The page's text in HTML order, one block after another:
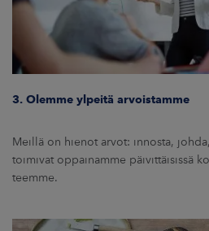
3. Olemme ylpeitä arvoistamme
Meillä on hienot arvot: innosta,
toimivat oppainamme päivittäisissä
teemme.